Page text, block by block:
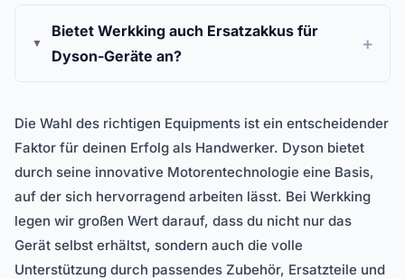
Bietet Werkking auch Ersatzakkus für
Dyson-Geräte an?
Die Wahl des richtigen Equipments ist ein entscheidender
Faktor für deinen Erfolg als Handwerker. Dyson bietet
durch seine innovative Motorentechnologie eine Basis,
auf der sich hervorragend arbeiten lässt. Bei Werkking
legen wir großen Wert darauf, dass du nicht nur das
Gerät selbst erhältst, sondern auch die volle
Unterstützung durch passendes Zubehör, Ersatzteile und